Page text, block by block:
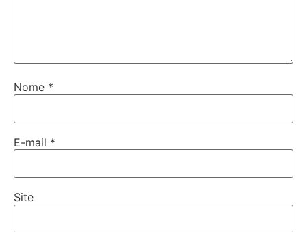
Nome *
E-mail *
Site